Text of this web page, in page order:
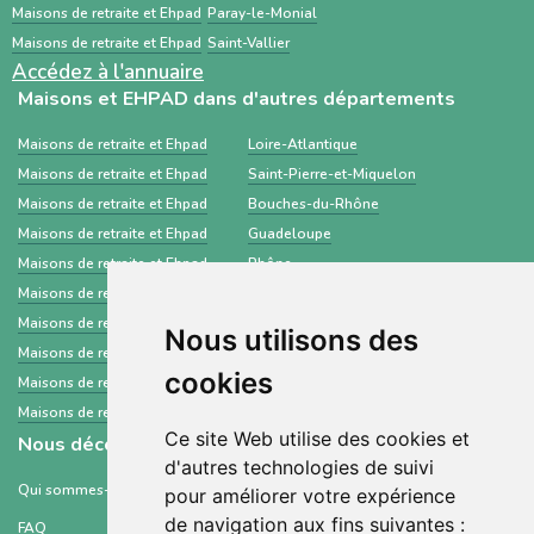
Nous utilisons des
cookies
Ce site Web utilise des cookies et
d'autres technologies de suivi
pour améliorer votre expérience
de navigation aux fins suivantes :
Maisons de retraite et Ehpad Paray-le-Monial
Maisons de retraite et Ehpad Saint-Vallier
Accédez à l'annuaire
Maisons et EHPAD dans d'autres départements
Maisons de retraite et Ehpad
Loire-Atlantique
Maisons de retraite et Ehpad
Saint-Pierre-et-Miquelon
Maisons de retraite et Ehpad
Bouches-du-Rhône
Maisons de retraite et Ehpad
Guadeloupe
Maisons de retraite et Ehpad
Rhône
Maisons de retraite et Ehpad
Maisons de retraite et Ehpad
Maisons de retraite et Ehpad
Haute-Marne
Maisons de retraite et Ehpad
Manche
Maisons de retraite et Ehpad
Nous découvrir
Qui sommes-nous ?
FAQ